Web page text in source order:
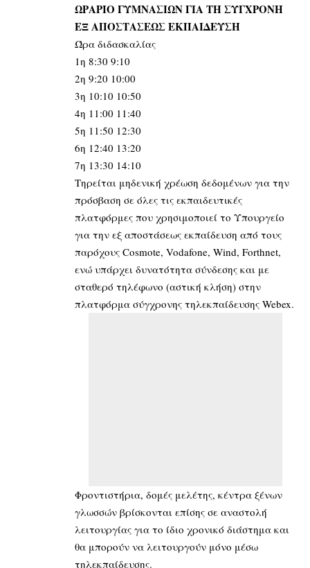
ΩΡΑΡΙΟ ΓΥΜΝΑΣΙΩΝ ΓΙΑ ΤΗ ΣΥΓΧΡΟΝΗ
ΕΞ ΑΠΟΣΤΑΣΕΩΣ ΕΚΠΑΙΔΕΥΣΗ
Ώρα διδασκαλίας
1η 8:30 9:10
2η 9:20 10:00
3η 10:10 10:50
4η 11:00 11:40
5η 11:50 12:30
6η 12:40 13:20
7η 13:30 14:10
Τηρείται μηδενική χρέωση δεδομένων για την
πρόσβαση σε όλες τις εκπαιδευτικές
πλατφόρμες που χρησιμοποιεί το Υπουργείο
για την εξ αποστάσεως εκπαίδευση από τους
παρόχους Cosmote, Vodafone, Wind, Forthnet,
ενώ υπάρχει δυνατότητα σύνδεσης και με
σταθερό τηλέφωνο (αστική κλήση) στην
πλατφόρμα σύγχρονης τηλεκπαίδευσης Webex.
Φροντιστήρια, δομές μελέτης, κέντρα ξένων
γλωσσών βρίσκονται επίσης σε αναστολή
λειτουργίας για το ίδιο χρονικό διάστημα και
θα μπορούν να λειτουργούν μόνο μέσω
τηλεκπαίδευσης.